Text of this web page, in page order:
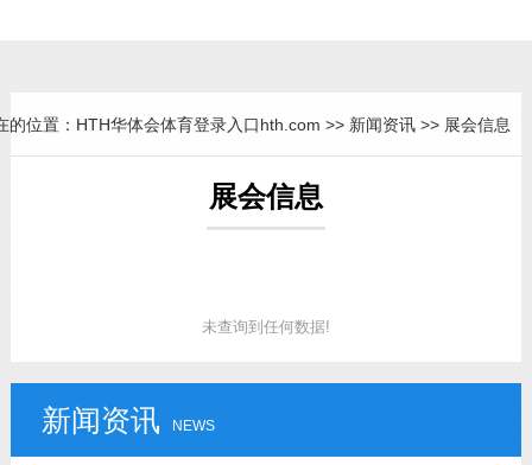
的位置： HTH华体会体育登录入口hth.com >> 新闻资讯 >> 展会信息
展会信息
未查询到任何数据!
新闻资讯 NEWS